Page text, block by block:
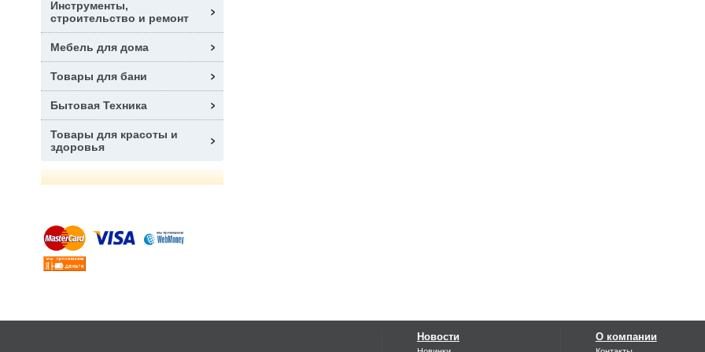
Инструменты,
строительство и ремонт
Мебель для дома
Товары для бани
Бытовая Техника
Товары для красоты и
здоровья
Новости О компании